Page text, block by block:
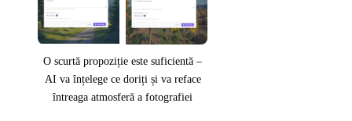
O scurtă propoziție este suficientă –
AI va înțelege ce doriți și va reface
întreaga atmosferă a fotografiei